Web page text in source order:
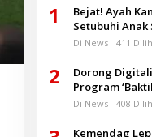
1
Bejat! Ayah
Setubuhi
Bulan
Di News 411
2
Dorong
Program
Banyuwangi
Di News 408
Kemendag